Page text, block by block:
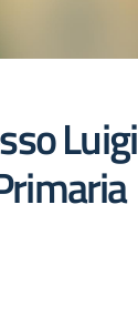
Luigi